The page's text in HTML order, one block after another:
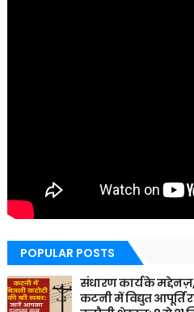
POPULAR POSTS
संधारण कार्य के
कटनी में विद्युत आपूर्ति